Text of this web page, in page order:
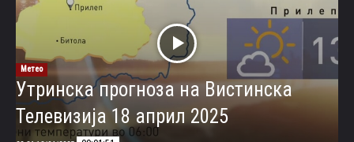
Метео
Утринска прогноза на Вистинска
Телевизија 18 април 2025